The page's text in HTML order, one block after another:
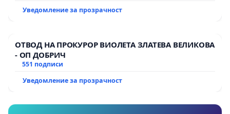
Уведомление за прозрачност
ОТВОД НА ПРОКУРОР ВИОЛЕТА ЗЛАТЕВА ВЕЛИКОВА
- ОП ДОБРИЧ
551 подписи
Уведомление за прозрачност